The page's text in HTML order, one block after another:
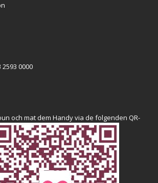
2593 0000
och mat dem Handy via de folgenden QR-